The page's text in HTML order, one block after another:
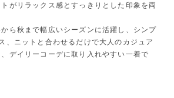
がリラックス感とすっきりとした印象を両
ら秋まで幅広いシーズンに活躍し、シンプ
、ニットと合わせるだけで大人のカジュア
デイリーコーデに取り入れやすい一着で